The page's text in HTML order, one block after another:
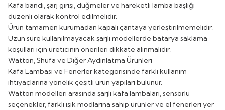
Kafa bandı, şarj girişi, düğmeler ve hareketli lamba başlığı
düzenli olarak kontrol edilmelidir.
Ürün tamamen kurumadan kapalı çantaya yerleştirilmemelidir.
Uzun süre kullanılmayacak şarjlı modellerde batarya saklama
koşulları için üreticinin önerileri dikkate alınmalıdır.
Watton, Shufa ve Diğer Aydınlatma Ürünleri
Kafa Lambası ve Fenerler kategorisinde farklı kullanım
ihtiyaçlarına yönelik çeşitli ürün yapıları bulunur.
Watton modelleri arasında şarjlı kafa lambaları, sensörlü
seçenekler, farklı ışık modlarına sahip ürünler ve el fenerleri yer